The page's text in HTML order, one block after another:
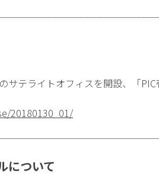
サテライトオフィスを開設、「
20180130_01/
について